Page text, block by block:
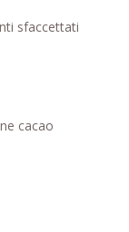
Policy
sfaccettati
cacao